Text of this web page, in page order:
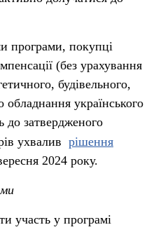
програми, покупці
(без урахування
будівельного,
обладнання українського
до затвердженого
ухвалив рішення
2024 року.
участь у програмі